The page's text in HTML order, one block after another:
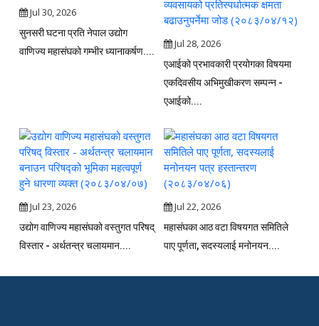
Jul 30, 2026
सुनसरी घटना प्रति नेपाल उद्योग
वाणिज्य महासंघको गम्भीर ध्यानाकर्षण....
Jul 28, 2026
एआईको प्रभावकारी प्रयोगका विषयमा
एकदिवसीय अभिमुखीकरण सम्पन्न -
एआईको....
Jul 23, 2026
उद्योग वाणिज्य महासंघको वस्तुगत परिषद्
विस्तार - अर्थतन्त्र चलायमान....
Jul 22, 2026
महासंघका आठ वटा विषयगत समितिले
पाए पूर्णता, सदस्यलाई मनोनयन....